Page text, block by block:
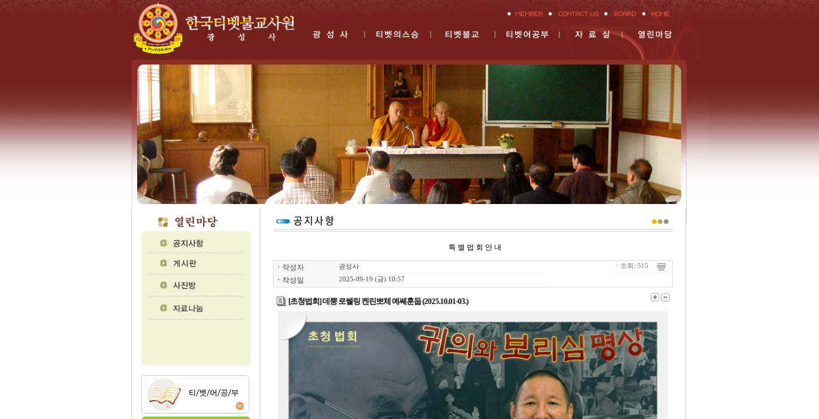
특 별 법 회 안 내
ㆍ 작성자 광성사
ㆍ 작성일 2025-09-19 (금) 10:57
ㆍ조회: 515
[초청법회] 데뿡 로쎌링 켄린뽀체 예쎼훈둡 (2025.10.01-03.)